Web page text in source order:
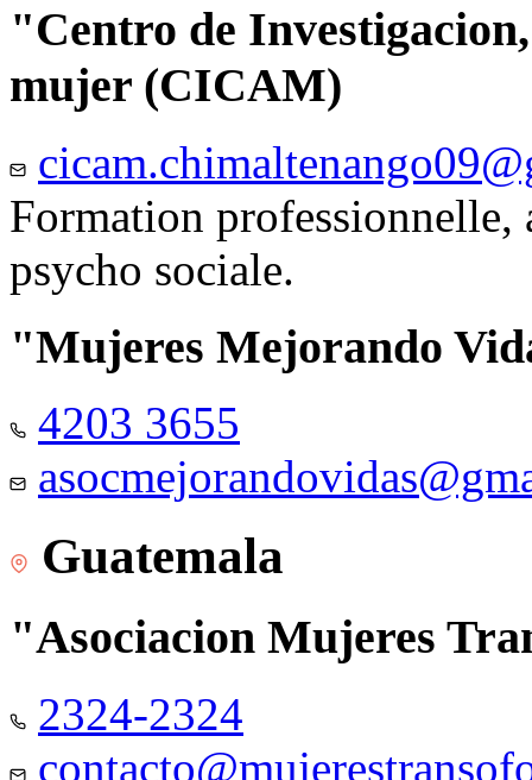
"Centro de
mujer (CICAM)
Formation professionnelle,
psycho sociale.
"Mujeres Mejorando
4203 3655
Guatemala
"Asociacion Mujeres
2324-2324